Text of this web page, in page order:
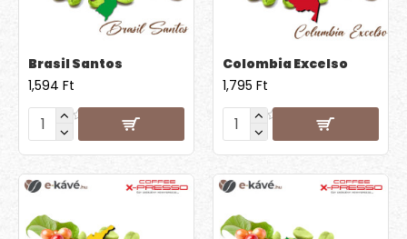
Brasil Santos
1,594 Ft
Colombia Excelso
1,795 Ft